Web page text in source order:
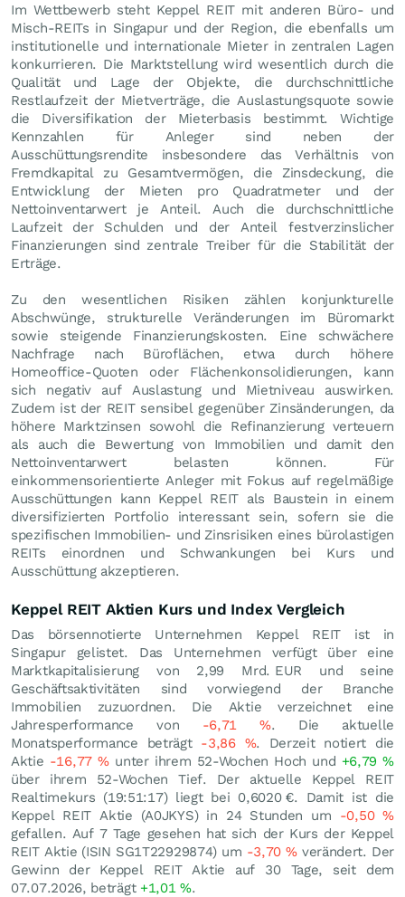
Im Wettbewerb steht Keppel REIT mit anderen Büro- und
Misch-REITs in Singapur und der Region, die ebenfalls um
institutionelle und internationale Mieter in zentralen Lagen
konkurrieren. Die Marktstellung wird wesentlich durch die
Qualität und Lage der Objekte, die durchschnittliche
Restlaufzeit der Mietverträge, die Auslastungsquote sowie
die Diversifikation der Mieterbasis bestimmt. Wichtige
Kennzahlen für Anleger sind neben der
Ausschüttungsrendite insbesondere das Verhältnis von
Fremdkapital zu Gesamtvermögen, die Zinsdeckung, die
Entwicklung der Mieten pro Quadratmeter und der
Nettoinventarwert je Anteil. Auch die durchschnittliche
Laufzeit der Schulden und der Anteil festverzinslicher
Finanzierungen sind zentrale Treiber für die Stabilität der
Erträge.
Zu den wesentlichen Risiken zählen konjunkturelle
Abschwünge, strukturelle Veränderungen im Büromarkt
sowie steigende Finanzierungskosten. Eine schwächere
Nachfrage nach Büroflächen, etwa durch höhere
Homeoffice-Quoten oder Flächenkonsolidierungen, kann
sich negativ auf Auslastung und Mietniveau auswirken.
Zudem ist der REIT sensibel gegenüber Zinsänderungen, da
höhere Marktzinsen sowohl die Refinanzierung verteuern
als auch die Bewertung von Immobilien und damit den
Nettoinventarwert belasten können. Für
einkommensorientierte Anleger mit Fokus auf regelmäßige
Ausschüttungen kann Keppel REIT als Baustein in einem
diversifizierten Portfolio interessant sein, sofern sie die
spezifischen Immobilien- und Zinsrisiken eines bürolastigen
REITs einordnen und Schwankungen bei Kurs und
Ausschüttung akzeptieren.
Keppel REIT Aktien Kurs und Index Vergleich
Das börsennotierte Unternehmen Keppel REIT ist in
Singapur gelistet. Das Unternehmen verfügt über eine
Marktkapitalisierung von 2,99 Mrd. EUR und seine
Geschäftsaktivitäten sind vorwiegend der Branche
Immobilien zuzuordnen. Die Aktie verzeichnet eine
Jahresperformance von -6,71%. Die aktuelle
Monatsperformance beträgt -3,86 %. Derzeit notiert die
Aktie -16,77%unter ihrem 52-Wochen Hoch und +6,79%
über ihrem 52-Wochen Tief. Der aktuelle Keppel REIT
Realtimekurs (19:51:17) liegt bei 0,6020 €. Damit ist die
Keppel REIT Aktie (A0JKYS) in 24 Stunden um -0,50%
gefallen. Auf 7 Tage gesehen hat sich der Kurs der Keppel
REIT Aktie (ISIN SG1T22929874) um -3,70%verändert. Der
Gewinn der Keppel REIT Aktie auf 30 Tage, seit dem
07.07.2026, beträgt +1,01%.